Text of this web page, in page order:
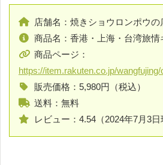
店舗名：焼きショウロンポウの
商品名：香港・上海・台湾旅情
商品ページ：
https://item.rakuten.co.jp/wangfujing/
販売価格：5,980円（税込）
送料：無料
レビュー：4.54（2024年7月3日